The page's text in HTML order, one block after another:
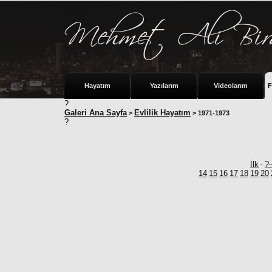
Hayatım Yazılarım Videolarım
?
Galeri Ana Sayfa > Evlilik Hayatım > 1971-1973
?
İlk -
14 15 16 17 18 19 20